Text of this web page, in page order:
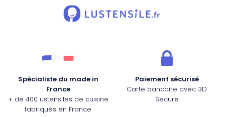
Spécialiste du made in
France
+ de 400 ustensiles de cuisine
fabriqués en France
Paiement sécurisé
Carte bancaire avec 3D
Secure